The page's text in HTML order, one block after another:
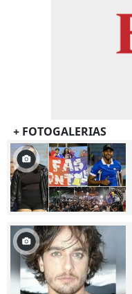
+ FOTOGALERIAS